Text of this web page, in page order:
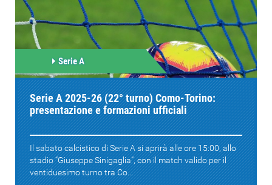
Serie A
Serie A 2025-26 (22° turno) Como-Torino:
presentazione e formazioni ufficiali
Il sabato calcistico di Serie A si aprirà alle ore 15:00, allo
stadio “Giuseppe Sinigaglia”, con il match valido per il
ventiduesimo turno tra Co...